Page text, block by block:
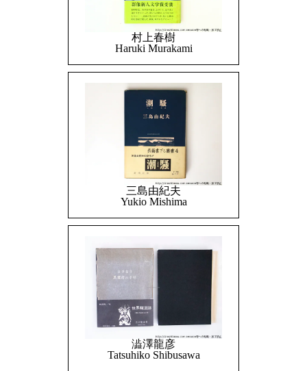
村上春樹
Haruki Murakami
三島由紀夫
Yukio Mishima
澁澤龍彦
Tatsuhiko Shibusawa